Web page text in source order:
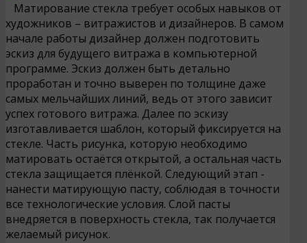
Матирование стекла требует особых навыков от
художников – витражистов и дизайнеров. В самом
начале работы дизайнер должен подготовить
эскиз для будущего витража в компьютерной
программе. Эскиз должен быть детально
проработан и точно выверен по толщине даже
самых мельчайших линий, ведь от этого зависит
успех готового витража. Далее по эскизу
изготавливается шаблон, который фиксируется на
стекле. Часть рисунка, которую необходимо
матировать остаётся открытой, а остальная часть
стекла защищается плёнкой. Следующий этап -
нанести матирующую пасту, соблюдая в точности
все технологические условия. Слой пасты
внедряется в поверхность стекла, так получается
желаемый рисунок.